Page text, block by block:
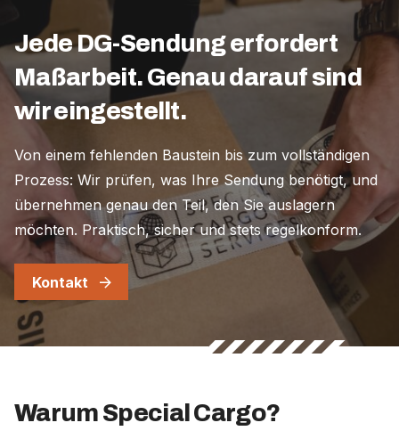
Jede DG-Sendung erfordert
Maßarbeit. Genau darauf sind
wir eingestellt.
Von einem fehlenden Baustein bis zum vollständigen
Prozess: Wir prüfen, was Ihre Sendung benötigt, und
übernehmen genau den Teil, den Sie auslagern
möchten. Praktisch, sicher und stets regelkonform.
Kontakt
Warum Special Cargo?